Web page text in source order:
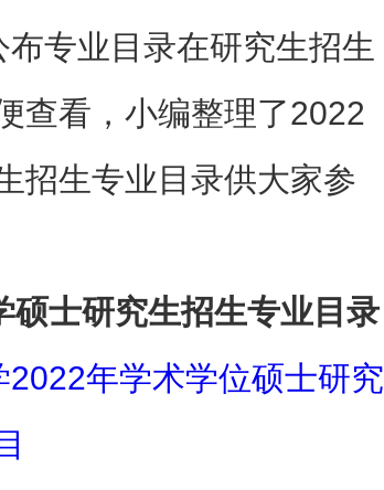
专业目录在研究生招生
查看，小编整理了2022
招生专业目录供大家参
硕士研究生招生专业目录
年学术学位硕士研究